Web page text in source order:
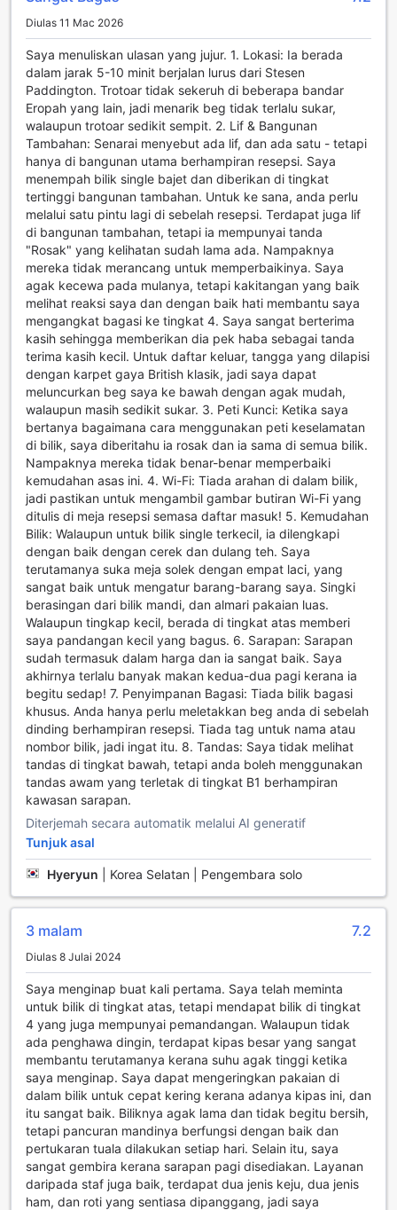
Diulas 11 Mac 2026
Saya menuliskan ulasan yang jujur. 1. Lokasi: Ia berada
dalam jarak 5-10 minit berjalan lurus dari Stesen
Paddington. Trotoar tidak sekeruh di beberapa bandar
Eropah yang lain, jadi menarik beg tidak terlalu sukar,
walaupun trotoar sedikit sempit. 2. Lif & Bangunan
Tambahan: Senarai menyebut ada lif, dan ada satu - tetapi
hanya di bangunan utama berhampiran resepsi. Saya
menempah bilik single bajet dan diberikan di tingkat
tertinggi bangunan tambahan. Untuk ke sana, anda perlu
melalui satu pintu lagi di sebelah resepsi. Terdapat juga lif
di bangunan tambahan, tetapi ia mempunyai tanda
"Rosak" yang kelihatan sudah lama ada. Nampaknya
mereka tidak merancang untuk memperbaikinya. Saya
agak kecewa pada mulanya, tetapi kakitangan yang baik
melihat reaksi saya dan dengan baik hati membantu saya
mengangkat bagasi ke tingkat 4. Saya sangat berterima
kasih sehingga memberikan dia pek haba sebagai tanda
terima kasih kecil. Untuk daftar keluar, tangga yang dilapisi
dengan karpet gaya British klasik, jadi saya dapat
meluncurkan beg saya ke bawah dengan agak mudah,
walaupun masih sedikit sukar. 3. Peti Kunci: Ketika saya
bertanya bagaimana cara menggunakan peti keselamatan
di bilik, saya diberitahu ia rosak dan ia sama di semua bilik.
Nampaknya mereka tidak benar-benar memperbaiki
kemudahan asas ini. 4. Wi-Fi: Tiada arahan di dalam bilik,
jadi pastikan untuk mengambil gambar butiran Wi-Fi yang
ditulis di meja resepsi semasa daftar masuk! 5. Kemudahan
Bilik: Walaupun untuk bilik single terkecil, ia dilengkapi
dengan baik dengan cerek dan dulang teh. Saya
terutamanya suka meja solek dengan empat laci, yang
sangat baik untuk mengatur barang-barang saya. Singki
berasingan dari bilik mandi, dan almari pakaian luas.
Walaupun tingkap kecil, berada di tingkat atas memberi
saya pandangan kecil yang bagus. 6. Sarapan: Sarapan
sudah termasuk dalam harga dan ia sangat baik. Saya
akhirnya terlalu banyak makan kedua-dua pagi kerana ia
begitu sedap! 7. Penyimpanan Bagasi: Tiada bilik bagasi
khusus. Anda hanya perlu meletakkan beg anda di sebelah
dinding berhampiran resepsi. Tiada tag untuk nama atau
nombor bilik, jadi ingat itu. 8. Tandas: Saya tidak melihat
tandas di tingkat bawah, tetapi anda boleh menggunakan
tandas awam yang terletak di tingkat B1 berhampiran
kawasan sarapan.
Diterjemah secara automatik melalui AI generatif
Tunjuk asal
Hyeryun Korea Selatan | Pengembara solo
3 malam 7.2
Diulas 8 Julai 2024
Saya menginap buat kali pertama. Saya telah meminta
untuk bilik di tingkat atas, tetapi mendapat bilik di tingkat
4 yang juga mempunyai pemandangan. Walaupun tidak
ada penghawa dingin, terdapat kipas besar yang sangat
membantu terutamanya kerana suhu agak tinggi ketika
saya menginap. Saya dapat mengeringkan pakaian di
dalam bilik untuk cepat kering kerana adanya kipas ini, dan
itu sangat baik. Biliknya agak lama dan tidak begitu bersih,
tetapi pancuran mandinya berfungsi dengan baik dan
pertukaran tuala dilakukan setiap hari. Selain itu, saya
sangat gembira kerana sarapan pagi disediakan. Layanan
daripada staf juga baik, terdapat dua jenis keju, dua jenis
ham, dan roti yang sentiasa dipanggang, jadi saya